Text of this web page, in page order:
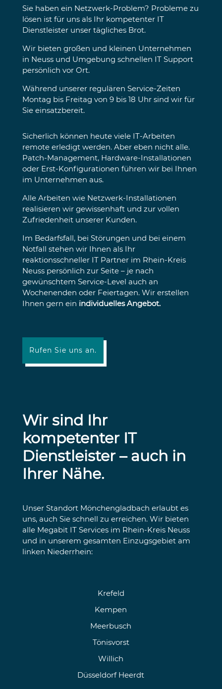
Sie haben ein Netzwerk-Problem? Probleme zu
lösen ist für uns als Ihr kompetenter IT
Dienstleister unser tägliches Brot.
Wir bieten großen und kleinen Unternehmen
in Neuss und Umgebung schnellen IT Support
persönlich vor Ort.
Während unserer regulären Service-Zeiten
Montag bis Freitag von 9 bis 18 Uhr sind wir für
Sie einsatzbereit.
Sicherlich können heute viele IT-Arbeiten
remote erledigt werden. Aber eben nicht alle.
Patch-Management, Hardware-Installationen
oder Erst-Konfigurationen führen wir bei Ihnen
im Unternehmen aus.
Alle Arbeiten wie Netzwerk-Installationen
realisieren wir gewissenhaft und zur vollen
Zufriedenheit unserer Kunden.
Im Bedarfsfall, bei Störungen und bei einem
Notfall stehen wir Ihnen als Ihr
reaktionsschneller IT Partner im Rhein-Kreis
Neuss persönlich zur Seite – je nach
gewünschtem Service-Level auch an
Wochenenden oder Feiertagen. Wir erstellen
Ihnen gern ein individuelles Angebot.
Rufen Sie uns an.
Wir sind Ihr
kompetenter IT
Dienstleister – auch in
Ihrer Nähe.
Unser Standort Mönchengladbach erlaubt es
uns, auch Sie schnell zu erreichen. Wir bieten
alle Megabit IT Services im Rhein-Kreis Neuss
und in unserem gesamten Einzugsgebiet am
linken Niederrhein:
Krefeld
Kempen
Meerbusch
Tönisvorst
Willich
Düsseldorf Heerdt